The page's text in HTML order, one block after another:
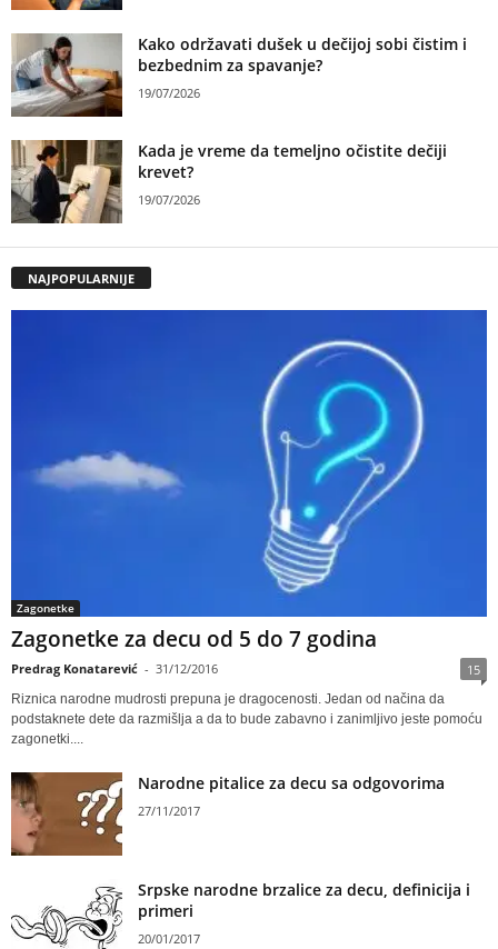
Kako održavati dušek u dečijoj sobi čistim i
bezbednim za spavanje?
19/07/2026
Kada je vreme da temeljno očistite dečiji
krevet?
19/07/2026
NAJPOPULARNIJE
Zagonetke
Zagonetke za decu od 5 do 7 godina
Predrag Konatarević - 31/12/2016 15
Riznica narodne mudrosti prepuna je dragocenosti. Jedan od načina da
podstaknete dete da razmišlja a da to bude zabavno i zanimljivo jeste pomoću
zagonetki....
Narodne pitalice za decu sa odgovorima
27/11/2017
Srpske narodne brzalice za decu, definicija i
primeri
20/01/2017